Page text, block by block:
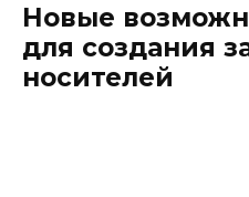
Новые
для создания
носителей